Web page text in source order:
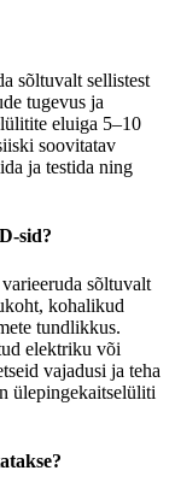
sõltuvalt sellistest
tugevus ja
eluiga 5–10
soovitatav
ja testida ning
sid?
sõltuvalt
kohalikud
tundlikkus.
elektriku või
vajadusi ja teha
ülepingekaitselüliti